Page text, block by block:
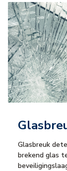
Glasbreuk
brekend glas